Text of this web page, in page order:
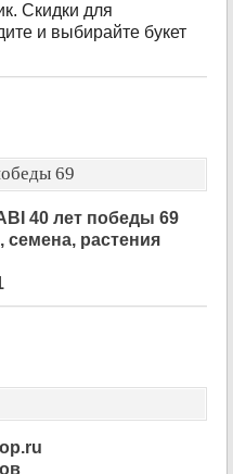
Скидки для
и выбирайте букет
69
40 лет победы 69
семена, растения